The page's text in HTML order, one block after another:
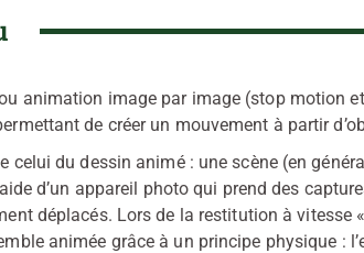
animation image par image (stop motion
de créer un mouvement à partir
celui du dessin animé : une scène (en
d’un appareil photo qui prend des
déplacés. Lors de la restitution à vitesse
animée grâce à un principe physique :